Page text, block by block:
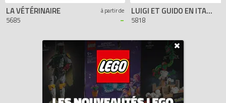
LA VÉTÉRINAIRE
5685
à partir de
-
LUIGI ET GUIDO EN ITALIE
5818